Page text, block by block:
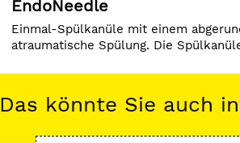
EndoNeedle
Einmal-Spülkanüle mit einem
atraumatische Spülung. Die
Das könnte Sie auch